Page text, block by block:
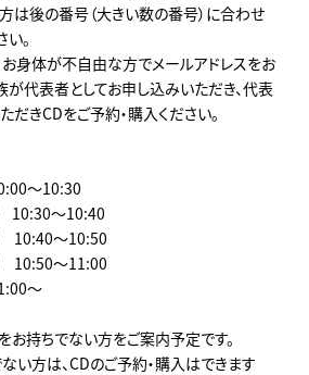
は後の番号（大きい数の番号）に合わせ
。
お身体が不自由な方でメールアドレスをお
が代表者としてお申し込みいただき、代表
きCDをご予約・購入ください。
～10:30
10:30～10:40
10:40～10:50
10:50～11:00
～
持ちでない方をご案内予定です。
い方は、CDのご予約・購入はできます